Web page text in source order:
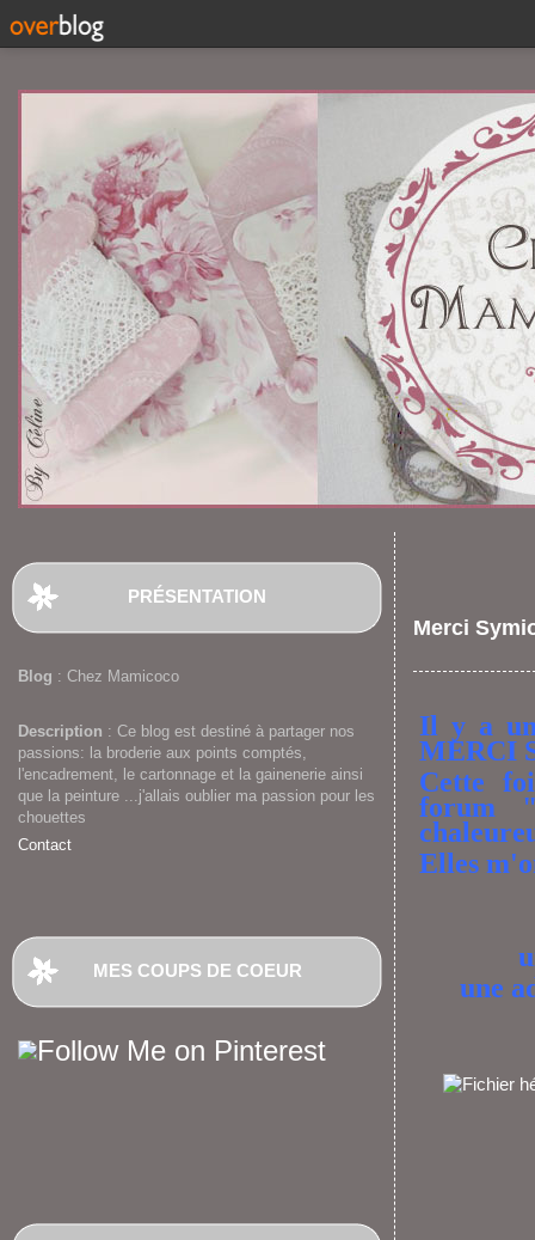
PRÉSENTATION
Blog : Chez Mamicoco
Description : Ce blog est destiné à partager nos
passions: la broderie aux points comptés,
l'encadrement, le cartonnage et la gainenerie ainsi
que la peinture ...j'allais oublier ma passion pour les
chouettes
Contact
MES COUPS DE COEUR
Merci
Il y a
MERCI
Cette
forum
Elles
une